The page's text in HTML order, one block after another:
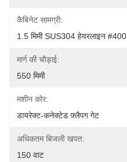
कैबिनेट सामग्री:
1.5 मिमी SUS304 हेयरलाइन #400
मार्ग की चौड़ाई:
550 मिमी
मशीन कोर:
डायरेक्ट-कनेक्टेड फ़्लैपग गेट
अधिकतम बिजली खपत:
150 वाट